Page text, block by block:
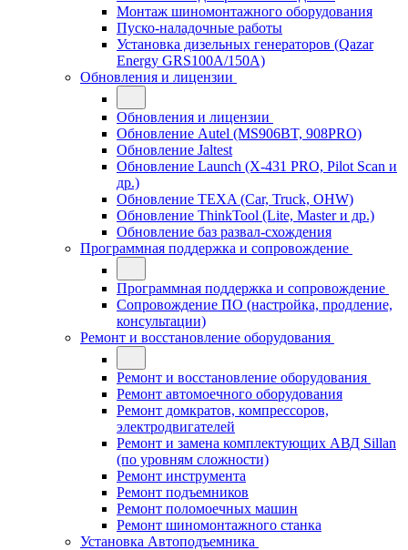
Монтаж шиномонтажного оборудования
Пуско-наладочные работы
Установка дизельных генераторов (Qazar
Energy GRS100A/150A)
Обновления и лицензии
Обновления и лицензии
Обновление Autel (MS906BT, 908PRO)
Обновление Jaltest
Обновление Launch (X-431 PRO, Pilot Scan и
др.)
Обновление TEXA (Car, Truck, OHW)
Обновление ThinkTool (Lite, Master и др.)
Обновление баз развал-схождения
Программная поддержка и сопровождение
Программная поддержка и сопровождение
Сопровождение ПО (настройка, продление,
консультации)
Ремонт и восстановление оборудования
Ремонт и восстановление оборудования
Ремонт автомоечного оборудования
Ремонт домкратов, компрессоров,
электродвигателей
Ремонт и замена комплектующих АВД Sillan
(по уровням сложности)
Ремонт инструмента
Ремонт подъемников
Ремонт поломоечных машин
Ремонт шиномонтажного станка
Установка Автоподъемника